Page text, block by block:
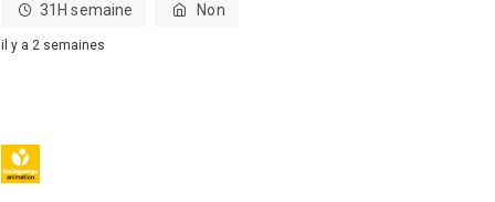
31H semaine Non
il y a 2 semaines